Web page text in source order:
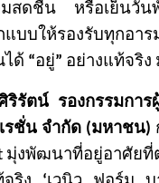
มสดชื่น หรือเย็นวัน
แบบให้รองรับทุกอา
ด้ “อยู่” อย่างแท้จริง
รัตน์ รองกรรมการ
รชั่น จำกัด (มหาชน)
มุ่งพัฒนาที่อยู่อาศัยที่